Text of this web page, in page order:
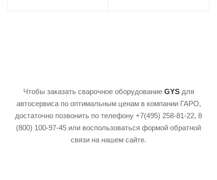
Чтобы заказать сварочное оборудование GYSдля
автосервиса по оптимальным ценам в компании ГАРО,
достаточно позвонить по телефону +7(495) 258-81-22, 8
(800) 100-97-45 или воспользоваться формой обратной
связи на нашем сайте.